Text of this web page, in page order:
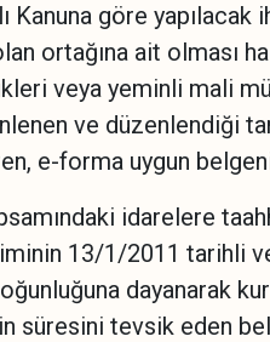
Kanuna göre
ortağına ait olması
veya yeminli mali
ve düzenlendiği
e-forma uygun
idarelere
13/1/2011 tarihli
dayanarak
süresini tevsik eden